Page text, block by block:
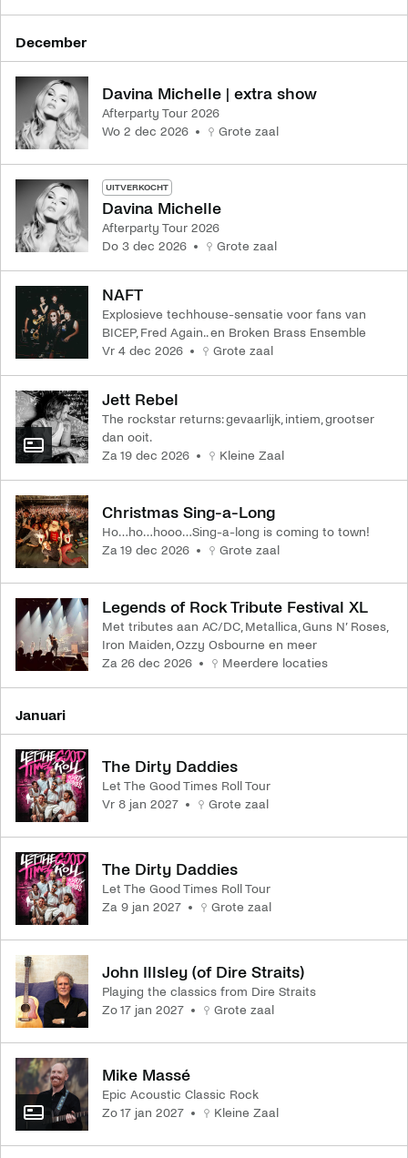
december
Davina Michelle | extra show
Afterparty Tour 2026
wo 2 dec 2026
Grote zaal
UITVERKOCHT
Davina Michelle
Afterparty Tour 2026
do 3 dec 2026
Grote zaal
NAFT
Explosieve techhouse-sensatie voor fans van
BICEP, Fred Again.. en Broken Brass Ensemble
vr 4 dec 2026
Grote zaal
Jett Rebel
The rockstar returns: gevaarlijk, intiem, grootser
dan ooit.
za 19 dec 2026
Kleine Zaal
Christmas Sing-a-Long
Ho…ho…hooo…Sing-a-long is coming to town!
za 19 dec 2026
Grote zaal
Legends of Rock Tribute Festival XL
Met tributes aan AC/DC, Metallica, Guns N’ Roses,
Iron Maiden, Ozzy Osbourne en meer
za 26 dec 2026
Meerdere locaties
januari
The Dirty Daddies
Let The Good Times Roll Tour
vr 8 jan 2027
Grote zaal
The Dirty Daddies
Let The Good Times Roll Tour
za 9 jan 2027
Grote zaal
John Illsley (of Dire Straits)
Playing the classics from Dire Straits
zo 17 jan 2027
Grote zaal
Mike Massé
Epic Acoustic Classic Rock
zo 17 jan 2027
Kleine Zaal